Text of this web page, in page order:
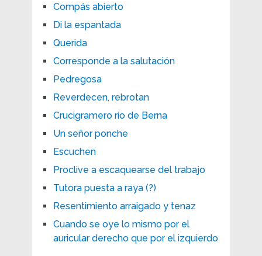
Compás abierto
Di la espantada
Querida
Corresponde a la salutación
Pedregosa
Reverdecen, rebrotan
Crucigramero río de Berna
Un señor ponche
Escuchen
Proclive a escaquearse del trabajo
Tutora puesta a raya (?)
Resentimiento arraigado y tenaz
Cuando se oye lo mismo por el
auricular derecho que por el izquierdo